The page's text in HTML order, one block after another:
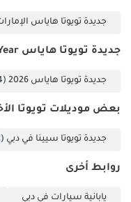
جديدة تويوتا هاياس
جديدة تويوتا هاياس by Year
جديدة تويوتا هاياس 2026 (184)
بعض موديلات تويوتا
جديدة تويوتا سيينا في دبي (2)
روابط أخرى
يابانية سيارات في دبي